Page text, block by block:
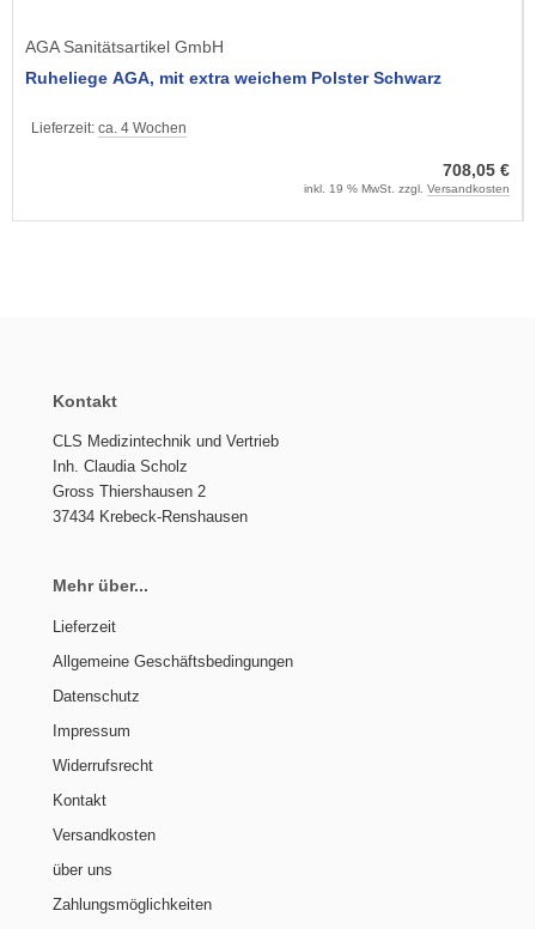
AGA Sanitätsartikel GmbH
Ruheliege AGA, mit extra weichem Polster Schwarz
Lieferzeit: ca. 4 Wochen
708,05 €
inkl. 19 % MwSt. zzgl. Versandkosten
Kontakt
CLS Medizintechnik und Vertrieb
Inh. Claudia Scholz
Gross Thiershausen 2
37434 Krebeck-Renshausen
Mehr über...
Lieferzeit
Allgemeine Geschäftsbedingungen
Datenschutz
Impressum
Widerrufsrecht
Kontakt
Versandkosten
über uns
Zahlungsmöglichkeiten